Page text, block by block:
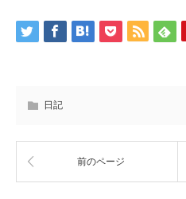
日記
前のページ